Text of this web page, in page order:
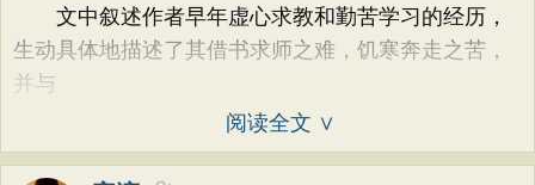
文中叙述作者早年虚心求教和勤苦学习的经历，
生动具体地描述了其借书求师之难，饥寒奔走之苦，
并与
阅读全文 ∨